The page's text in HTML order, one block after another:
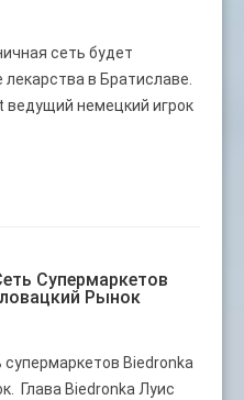
сеть будет
в Братиславе.
ведущий немецкий игрок
Супермаркетов
Рынок
Biedronka
Глава Biedronka Луис